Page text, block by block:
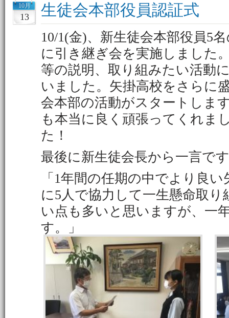
10月
13 生徒会本部役員認証式
10/1(金)、新生徒会本部役員5
に引き継ぎ会を実施しました
等の説明、取り組みたい活動
いました。矢掛高校をさらに
会本部の活動がスタートしま
も本当に良く頑張ってくれま
た！
最後に新生徒会長から一言で
「1年間の任期の中でより良
に5人で協力して一生懸命取
い点も多いと思いますが、一
す。」